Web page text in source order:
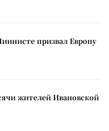
призвал Европу
жителей Ивановской